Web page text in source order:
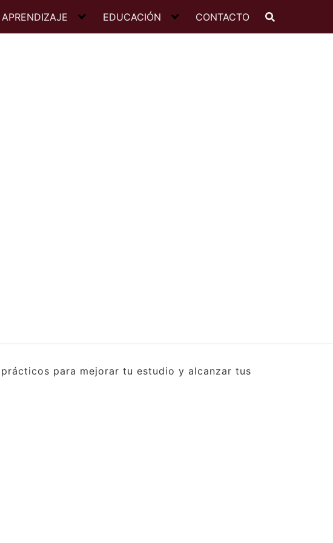
EDUCACIÓN CONTACTO
para mejorar tu estudio y alcanzar tus